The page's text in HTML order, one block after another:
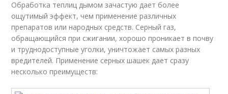
Обработка теплиц дымом зачастую дает более
ощутимый эффект, чем применение различных
препаратов или народных средств. Серный газ,
обращающийся при сжигании, хорошо проникает в почву
и труднодоступные уголки, уничтожает самых разных
вредителей. Применение серных шашек дает сразу
несколько преимуществ: